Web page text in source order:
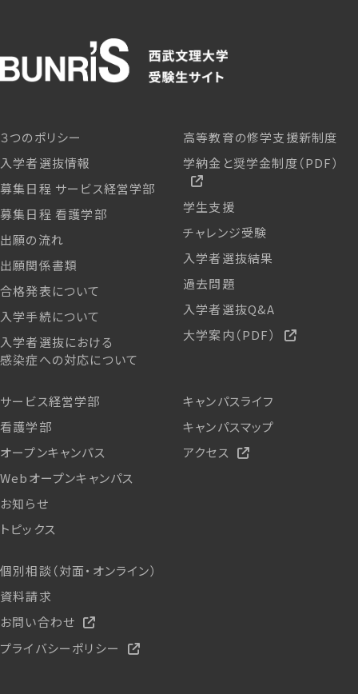
３つのポリシー
入学者選抜情報
募集日程 サービス経営学部
募集日程 看護学部
出願の流れ
出願関係書類
合格発表について
入学手続について
入学者選抜における
感染症への対応について
高等教育の修学支援新制度
学納金と奨学金制度（PDF）
学生支援
チャレンジ受験
入学者選抜結果
過去問題
入学者選抜Q&A
大学案内（PDF）
サービス経営学部
看護学部
オープンキャンパス
Webオープンキャンパス
お知らせ
トピックス
キャンパスライフ
キャンパスマップ
アクセス
個別相談（対面・オンライン）
資料請求
お問い合わせ
プライバシーポリシー